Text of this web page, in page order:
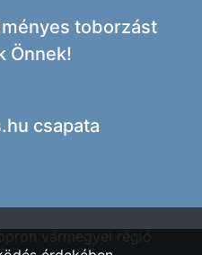
toborzást
Önnek!
csapata